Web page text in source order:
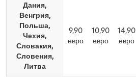
Дания,
Венгрия,
Польша,
Чехия,
Словакия,
Словения,
Литва
9,90
евро
10,90
евро
14,90
евро